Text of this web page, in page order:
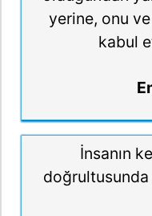
yerine, onu
kabul
İnsanın